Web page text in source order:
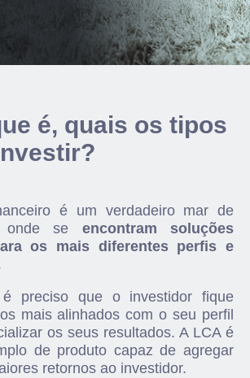
é, quais os tipos
é um verdadeiro mar de
onde se encontram soluções
os mais diferentes perfis e
é preciso que o investidor fique
mais alinhados com o seu perfil
os seus resultados. A LCA é
de produto capaz de agregar
retornos ao investidor.